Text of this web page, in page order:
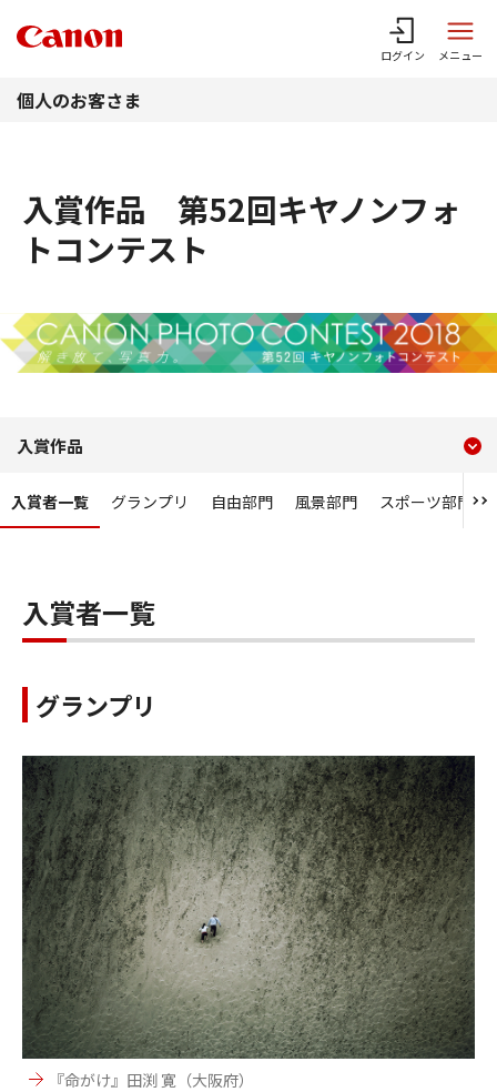
ログイン メニュー
個人のお客さま
入賞作品 第52回キヤノンフォ
トコンテスト
入賞作品 第52回キヤノン
入賞作品
入賞者一覧 グランプリ 自由部門 風景部門 スポーツ部門
入賞者一覧
グランプリ
『命がけ』田渕 寛（大阪府）